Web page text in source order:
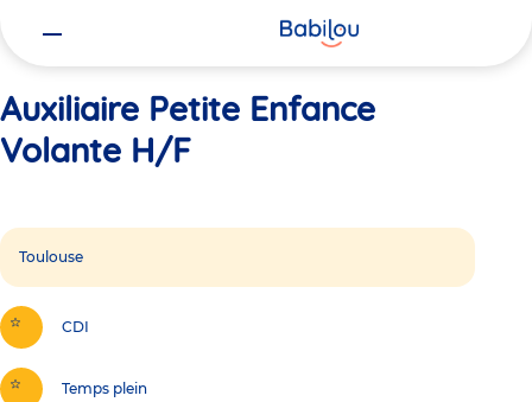
Auxiliaire Petite Enfance
Volante H/F
Toulouse
CDI
Temps plein